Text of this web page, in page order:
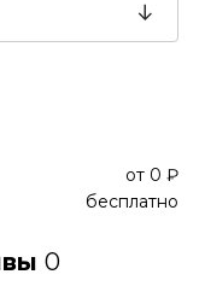
от 0 ₽
бесплатно
0